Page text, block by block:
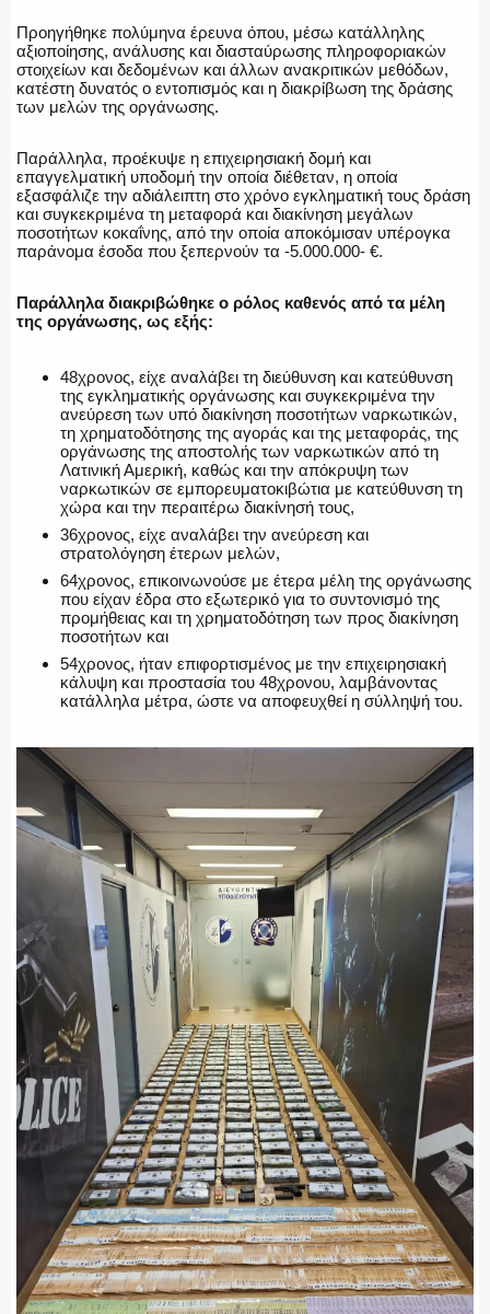
ΟΜΑΔΕΣ ΕΛ.ΑΣ.
Προηγήθηκε πολύμηνα έρευνα όπου, μέσω κατάλληλης
αξιοποίησης, ανάλυσης και διασταύρωσης πληροφοριακών
στοιχείων και δεδομένων και άλλων ανακριτικών μεθόδων,
κατέστη δυνατός ο εντοπισμός και η διακρίβωση της δράσης
των μελών της οργάνωσης.
Παράλληλα, προέκυψε η επιχειρησιακή δομή και
επαγγελματική υποδομή την οποία διέθεταν, η οποία
εξασφάλιζε την αδιάλειπτη στο χρόνο εγκληματική τους δράση
και συγκεκριμένα τη μεταφορά και διακίνηση μεγάλων
ποσοτήτων κοκαΐνης, από την οποία αποκόμισαν υπέρογκα
παράνομα έσοδα που ξεπερνούν τα -5.000.000- €.
Παράλληλα διακριβώθηκε ο ρόλος καθενός από τα μέλη
της οργάνωσης, ως εξής:
48χρονος, είχε αναλάβει τη διεύθυνση και κατεύθυνση
της εγκληματικής οργάνωσης και συγκεκριμένα την
ανεύρεση των υπό διακίνηση ποσοτήτων ναρκωτικών,
τη χρηματοδότησης της αγοράς και της μεταφοράς, της
οργάνωσης της αποστολής των ναρκωτικών από τη
Λατινική Αμερική, καθώς και την απόκρυψη των
ναρκωτικών σε εμπορευματοκιβώτια με κατεύθυνση τη
χώρα και την περαιτέρω διακίνησή τους,
36χρονος, είχε αναλάβει την ανεύρεση και
στρατολόγηση έτερων μελών,
64χρονος, επικοινωνούσε με έτερα μέλη της οργάνωσης
που είχαν έδρα στο εξωτερικό για το συντονισμό της
προμήθειας και τη χρηματοδότηση των προς διακίνηση
ποσοτήτων και
54χρονος, ήταν επιφορτισμένος με την επιχειρησιακή
κάλυψη και προστασία του 48χρονου, λαμβάνοντας
κατάλληλα μέτρα, ώστε να αποφευχθεί η σύλληψή του.